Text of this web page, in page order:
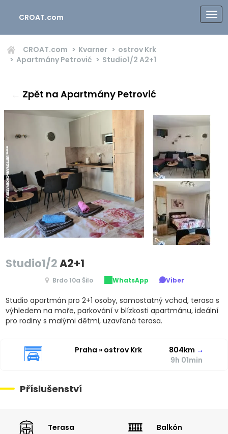
CROAT.com
CROAT.com Kvarner
ostrov Krk
Apartmány Petrović
Studio1/2 A2+1
← Zpět na Apartmány Petrović
Studio1/2A2+1
Brdo 10a Šilo WhatsApp Viber
Studio apartmán pro 2+1 osoby, samostatný vchod, terasa s
výhledem na moře, parkování v blízkosti apartmánu, ideální
pro rodiny s malými dětmi, uzavřená terasa.
Praha » ostrov Krk 804km →
9h 01min
Příslušenství
Terasa Balkón